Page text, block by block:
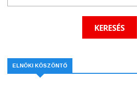
ELNÖKI KÖSZÖNTŐ